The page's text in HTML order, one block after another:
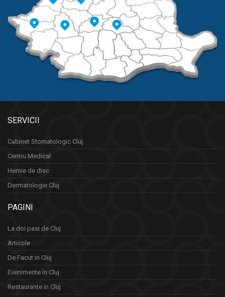
SERVICII
Cabinet Stomatologic Cluj
Centru Medical
Hernie de disc
Dermatologie Cluj
PAGINI
La doi pasi de Cluj
Articole
De Facut in Cluj
Evenimente în Cluj
Restaurante in Cluj